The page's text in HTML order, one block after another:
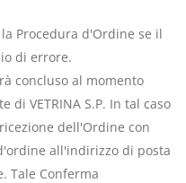
Procedura d'Ordine se il
di errore.
concluso al momento
VETRINA S.P. In tal caso
dell'Ordine con
all'indirizzo di posta
Tale Conferma